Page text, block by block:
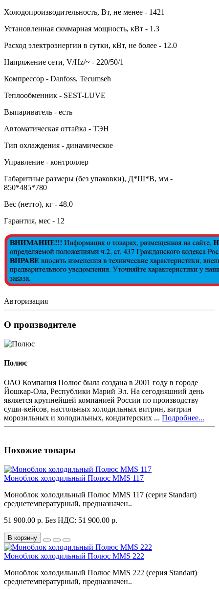
Холодопроизводительность, Вт, не менее - 1421
Установленная скммарная мощность, кВт - 1.3
Расход электроэнергии в сутки, кВт, не более - 12.0
Напряжение сети, V/Hz/~ - 220/50/1
Компрессор - Danfoss, Tecumseh
Теплообменник - SEST-LUVE
Выпариватель - есть
Автоматическая оттайка - ТЭН
Тип охлаждения - динамическое
Управление - контроллер
Габаритные размеры (без упаковки), Д*Ш*В, мм -
850*485*780
Вес (нетто), кг - 48.0
Гарантия, мес - 12
Авторизация
О производителе
Полюс
ОАО Компания Полюс была создана в 2001 году в городе
Йошкар-Ола, Республики Марий Эл. На сегодняшний день
является крупнейшей компанией России по производству
суши-кейсов, настольных холодильных витрин, витрин
морозильных и холодильных, кондитерских ... Подробнее...
Похожие товары
Моноблок холодильный Полюс MMS 117
Моноблок холодильный Полюс MMS 117 (серия Standart)
среднетемпературный, предназначен..
51 900.00 р. Без НДС: 51 900.00 р.
В корзину
Моноблок холодильный Полюс MMS 222
Моноблок холодильный Полюс MMS 222 (серия Standart)
среднетемпературный, предназначен..